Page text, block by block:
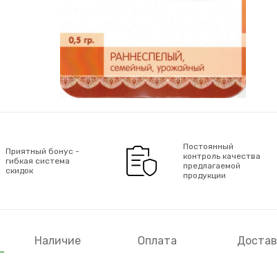
Приятный бонус -
гибкая система
скидок
Постоянный
контроль качества
предлагаемой
продукции
Наличие Оплата